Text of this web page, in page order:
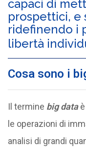
capaci di
prospettici, e
ridefinendo i
libertà
Cosa sono i
Il termine big dataè
le operazioni di
analisi di grandi